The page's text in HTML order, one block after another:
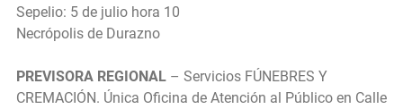
Sepelio: 5 de julio hora 10
Necrópolis de Durazno
PREVISORA REGIONAL – Servicios FÚNEBRES Y
CREMACIÓN. Única Oficina de Atención al Público en Calle